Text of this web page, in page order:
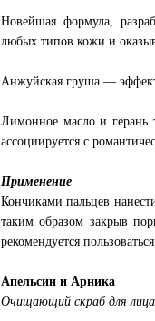
Новейшая формула,
любых типов кожи и
Анжуйская груша —
Лимонное масло и герань
ассоциируется с
Применение
Кончиками пальцев
таким образом закрыв
рекомендуется
Апельсин и Арника
Очищающий скраб для лица